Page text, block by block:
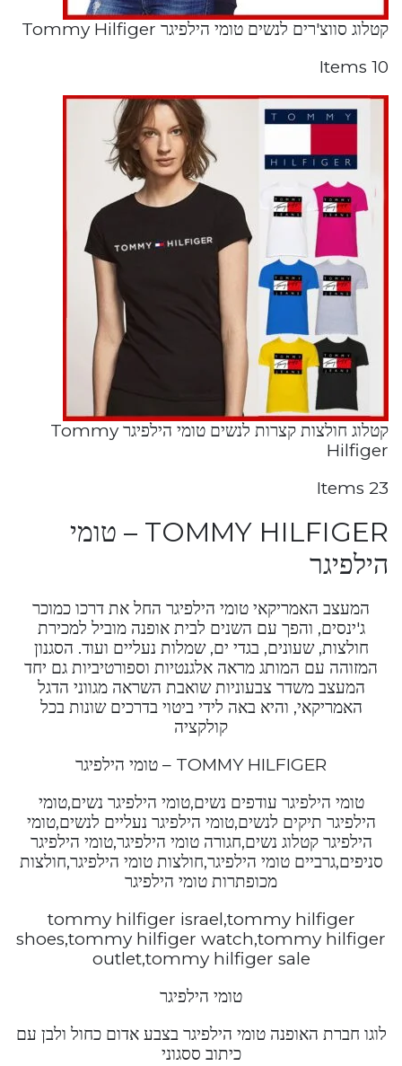
קטלוג סווצ'רים לנשים טומי הילפיגר Tommy Hilfiger
10 Items
קטלוג חולצות קצרות לנשים טומי הילפיגר Tommy
Hilfiger
23 Items
TOMMY HILFIGER – טומי
הילפיגר
המעצב האמריקאי טומי הילפיגר החל את דרכו כמוכר
ג'ינסים, והפך עם השנים לבית אופנה מוביל למכירת
חולצות, שעונים, בגדי ים, שמלות נעליים ועוד. הסגנון
המזוהה עם המותג מראה אלגנטיות וספורטיביות גם יחד
המעצב משדר צבעוניות שואבת השראה מגווני הדגל
האמריקאי, והיא באה לידי ביטוי בדרכים שונות בכל
קולקציה
TOMMY HILFIGER – טומי הילפיגר
טומי הילפיגר עודפים נשים,טומי הילפיגר נשים,טומי
הילפיגר תיקים לנשים,טומי הילפיגר נעליים לנשים,טומי
הילפיגר קטלוג נשים,חגורה טומי הילפיגר,טומי הילפיגר
סניפים,גרביים טומי הילפיגר,חולצות טומי הילפיגר,חולצות
מכופתרות טומי הילפיגר
tommy hilfiger israel,tommy hilfiger
shoes,tommy hilfiger watch,tommy hilfiger
outlet,tommy hilfiger sale
טומי הילפיגר
לוגו חברת האופנה טומי הילפיגר בצבע אדום כחול ולבן עם
כיתוב ססגוני